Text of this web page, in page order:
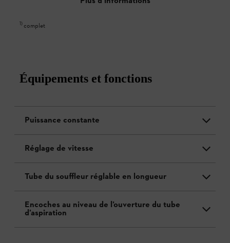
1) complet
Équipements et fonctions
Puissance constante
Réglage de vitesse
Tube du souffleur réglable en longueur
Encoches au niveau de l’ouverture du tube
d’aspiration